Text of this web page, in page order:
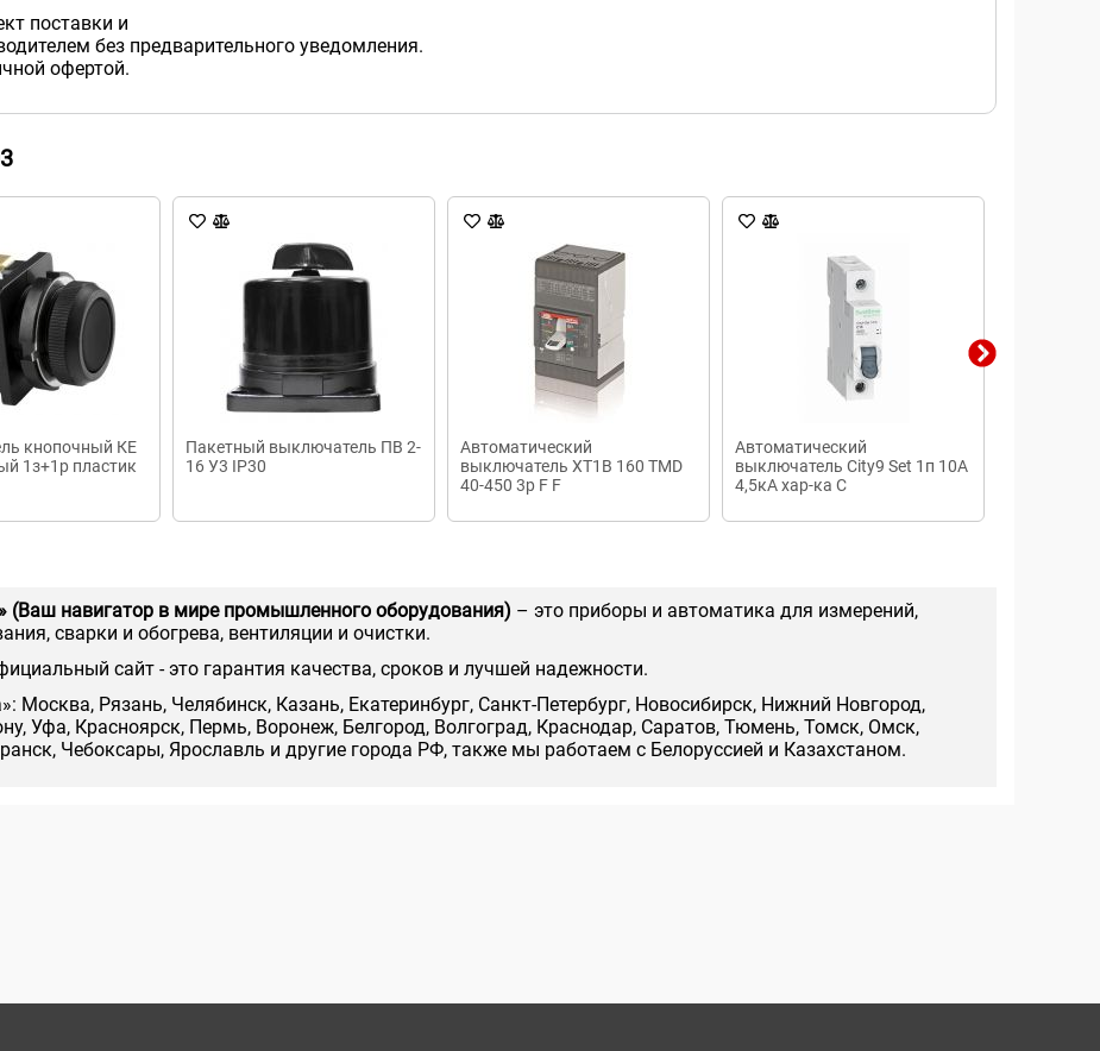
поставки и
без предварительного уведомления.
офертой.
кнопочный КЕ
1з+1р пластик
Пакетный выключатель ПВ 2-
16 У3 IP30
Автоматический
выключатель XT1B 160 TMD
40-450 3p F F
Автоматический
выключатель City9 Set 1п 10А
4,5кА хар-ка С
(Ваш навигатор в мире промышленного оборудования) – это приборы и автоматика для измерений,
сварки и обогрева, вентиляции и очистки.
сайт - это гарантия качества, сроков и лучшей надежности.
Москва, Рязань, Челябинск, Казань, Екатеринбург, Санкт-Петербург, Новосибирск, Нижний Новгород,
Уфа, Красноярск, Пермь, Воронеж, Белгород, Волгоград, Краснодар, Саратов, Тюмень, Томск, Омск,
Чебоксары, Ярославль и другие города РФ, также мы работаем с Белоруссией и Казахстаном.